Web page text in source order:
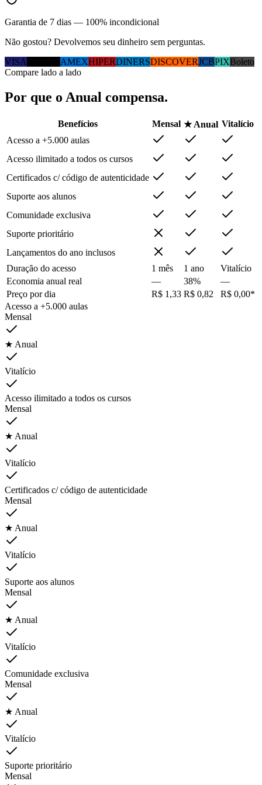
Garantia de 7 dias — 100% incondicional
Não gostou? Devolvemos seu dinheiro sem perguntas.
VISA
AMEXHIPERDINERSDISCOVERJCBPIXBoleto
Compare lado a lado
Por que o Anual compensa.
Benefícios Mensal ★ Anual Vitalício
Acesso a +5.000 aulas
Acesso ilimitado a todos os cursos
Certificados c/ código de autenticidade
Suporte aos alunos
Comunidade exclusiva
Suporte prioritário
Lançamentos do ano inclusos
Duração do acesso
1 mês 1 ano
Vitalício
Economia anual real
— 38%
—
Preço por dia
R$ 1,33 R$ 0,82
R$ 0,00*
Acesso a +5.000 aulas
Mensal
★ Anual
Vitalício
Acesso ilimitado a todos os cursos
Mensal
★ Anual
Vitalício
Certificados c/ código de autenticidade
Mensal
★ Anual
Vitalício
Suporte aos alunos
Mensal
★ Anual
Vitalício
Comunidade exclusiva
Mensal
★ Anual
Vitalício
Suporte prioritário
Mensal